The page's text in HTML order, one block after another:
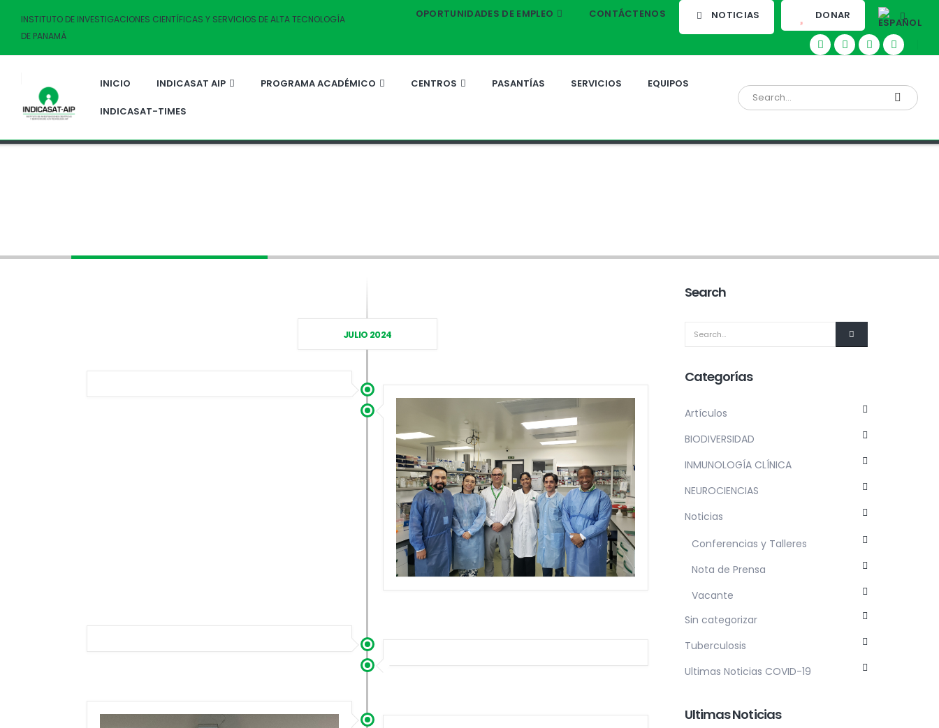
INSTITUTO DE INVESTIGACIONES CIENTÍFICAS Y SERVICIOS DE ALTA TECNOLOGÍA
DE PANAMÁ
OPORTUNIDADES DE EMPLEO CONTÁCTENOS NOTICIAS DONAR
INICIO INDICASAT AIP PROGRAMA ACADÉMICO CENTROS PASANTÍAS SERVICIOS EQUIPOS
INDICASAT-TIMES
JULIO 2024
Search
Categorías
Artículos
BIODIVERSIDAD
INMUNOLOGÍA CLÍNICA
NEUROCIENCIAS
Noticias
Conferencias y Talleres
Nota de Prensa
Vacante
Sin categorizar
Tuberculosis
Ultimas Noticias COVID-19
Ultimas Noticias